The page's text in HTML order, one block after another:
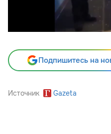
Подпишитесь на
Источник Gazeta